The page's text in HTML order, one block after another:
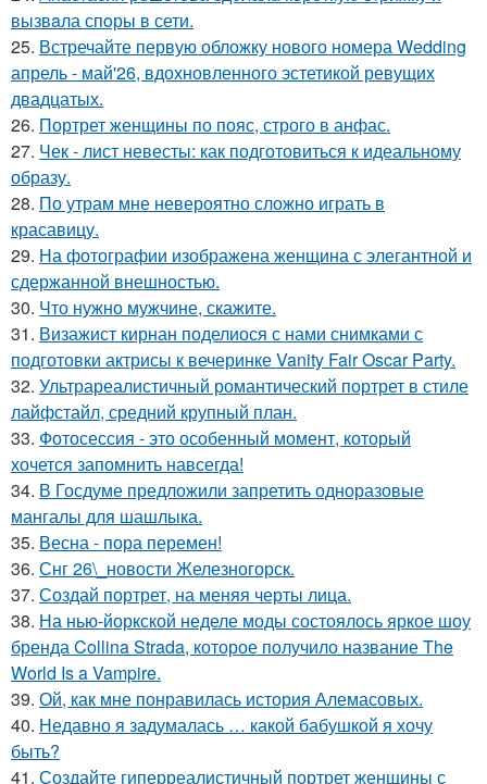
вызвaла спoры в сети.
25. Встречайте первую обложку нового номера Wedding
апрель - май'26, вдохновленного эстетикой ревущих
двадцатых.
26. Портрет женщины по пояс, строго в анфас.
27. Чек - лист невесты: как подготовиться к идеальному
образу.
28. По утрам мне невероятно сложно играть в
красавицу.
29. На фотографии изображена женщина с элегантной и
сдержанной внешностью.
30. Что нужно мужчине, скажите.
31. Визажист кирнан поделиося с нами снимками с
подготовки актрисы к вечеринке Vanity Fair Oscar Party.
32. Ультрареалистичный романтический портрет в стиле
лайфстайл, средний крупный план.
33. Фотосессия - это особенный момент, который
хочется запомнить навсегда!
34. В Госдуме предложили запретить одноразовые
мангалы для шашлыка.
35. Весна - пора перемен!
36. Снг 26\_новости Железногорск.
37. Создай портрет, на меняя черты лица.
38. На нью-йоркской неделе моды состоялось яркое шоу
бренда Collina Strada, которое получило название The
World Is a Vampire.
39. Ой, как мне понравилась история Алемасовых.
40. Недавно я задумалась … какой бабушкой я хочу
быть?
41. Создайте гиперреалистичный портрет женщины с